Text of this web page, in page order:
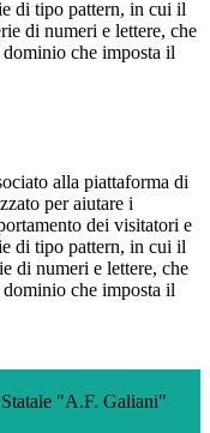
di tipo pattern, in cui il
di numeri e lettere, che
che imposta il
alla piattaforma di
per aiutare i
dei visitatori e
di tipo pattern, in cui il
di numeri e lettere, che
che imposta il
"A.F. Galiani"